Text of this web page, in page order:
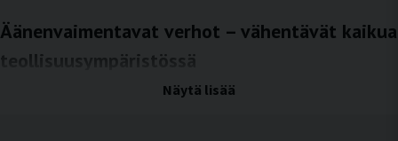
Äänenvaimentavat verhot – vähentävät kaikua
teollisuusympäristössä
Joustava ja tehokas ratkaisu parempaan akustiikkaan teollisuudessa ja
Näytä lisää